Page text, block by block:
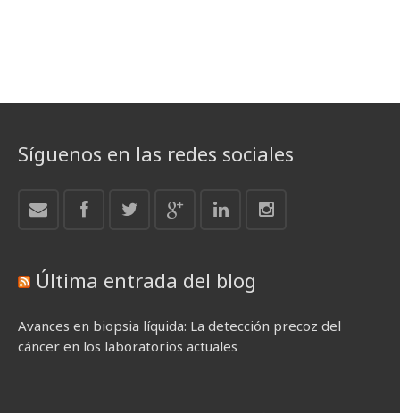
Síguenos en las redes sociales
Última entrada del blog
Avances en biopsia líquida: La detección precoz del
cáncer en los laboratorios actuales